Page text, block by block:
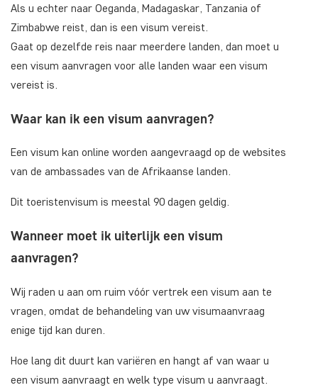
Als u echter naar Oeganda, Madagaskar, Tanzania of
Zimbabwe reist, dan is een visum vereist.
Gaat op dezelfde reis naar meerdere landen, dan moet u
een visum aanvragen voor alle landen waar een visum
vereist is.
Waar kan ik een visum aanvragen?
Een visum kan online worden aangevraagd op de websites
van de ambassades van de Afrikaanse landen.
Dit toeristenvisum is meestal 90 dagen geldig.
Wanneer moet ik uiterlijk een visum
aanvragen?
Wij raden u aan om ruim vóór vertrek een visum aan te
vragen, omdat de behandeling van uw visumaanvraag
enige tijd kan duren.
Hoe lang dit duurt kan variëren en hangt af van waar u
een visum aanvraagt en welk type visum u aanvraagt.